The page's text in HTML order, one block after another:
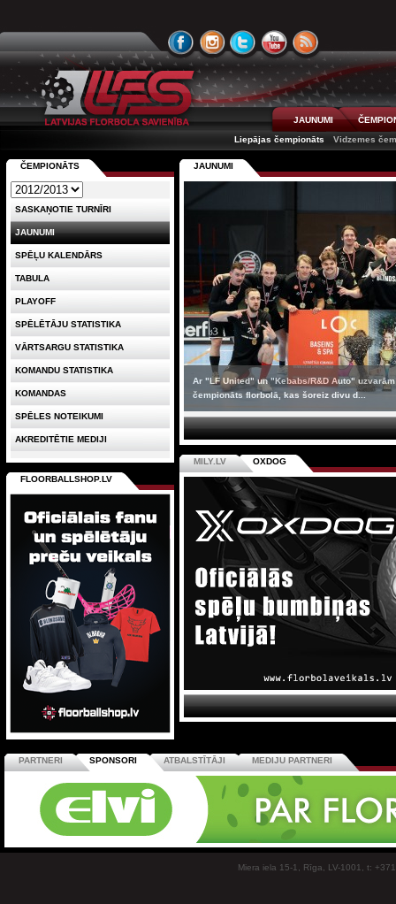
JAUNUMI
Liepājas čempionāts
Vidzemes
JAUNUMI
Ar "LF United" un "Kebabs/R&D Auto"
čempionāts florbolā, kas šoreiz divu d...
MILY.LV OXDOG
ČEMPIONĀTS
SASKAŅOTIE TURNĪRI
JAUNUMI
SPĒĻU KALENDĀRS
TABULA
PLAYOFF
SPĒLĒTĀJU STATISTIKA
VĀRTSARGU STATISTIKA
KOMANDU STATISTIKA
KOMANDAS
SPĒLES NOTEIKUMI
AKREDITĒTIE MEDIJI
FLOORBALLSHOP.LV
PARTNERI SPONSORI ATBALSTĪTĀJI MEDIJU PARTNERI
Miera iela 15-1, Rīga, LV-1001, t: